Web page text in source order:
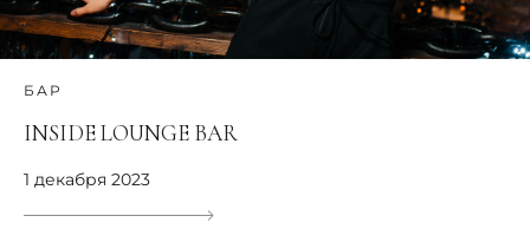
БАР
INSIDE LOUNGE BAR
1 декабря 2023